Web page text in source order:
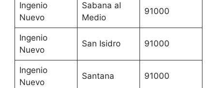
Ingenio
Nuevo
Sabana al
Medio
91000
Ingenio
Nuevo
San Isidro 91000
Ingenio
Nuevo
Santana 91000